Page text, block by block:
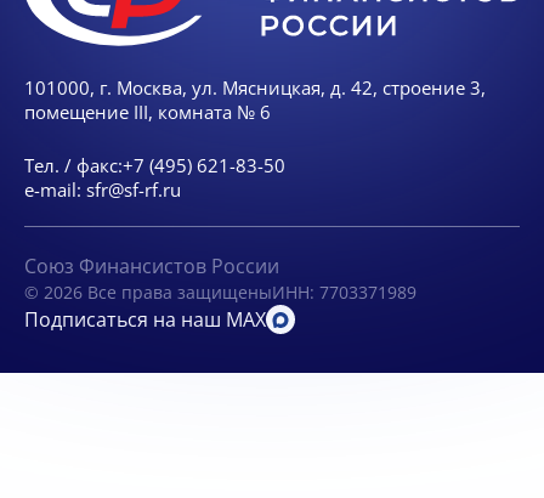
101000, г. Москва, ул. Мясницкая, д. 42, строение 3,
помещение III, комната № 6
Тел. / факс:+7 (495) 621-83-50
e-mail: sfr@sf-rf.ru
Союз Финансистов России
© 2026 Все права защищеныИНН: 7703371989
Подписаться на наш MAX